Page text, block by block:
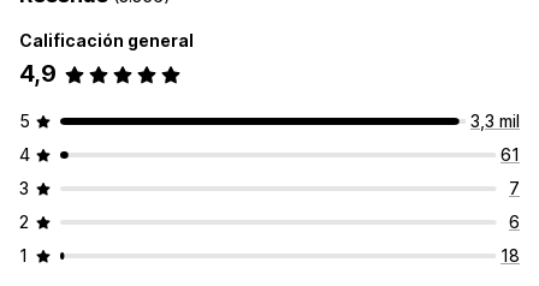
Calificación general
4,9
5
3,3 mil
4
61
3
7
2
6
1
18